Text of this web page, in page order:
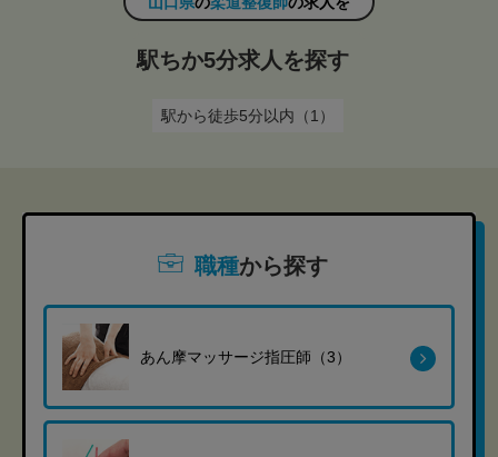
駅ちか5分求人を探す
駅から徒歩5分以内（1）
職種から探す
あん摩マッサージ指圧師（3）